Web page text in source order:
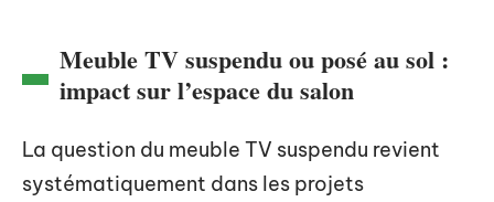
Meuble TV suspendu ou posé au sol :
impact sur l’espace du salon
La question du meuble TV suspendu revient
systématiquement dans les projets